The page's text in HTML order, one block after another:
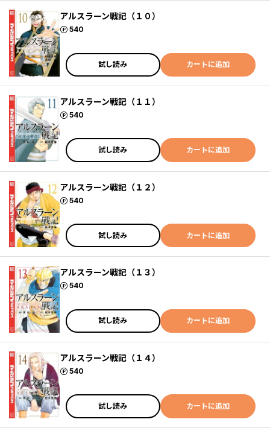
アルスラーン戦記（１０）
540
ポイント
試し読み カートに追加
アルスラーン戦記（１１）
540
ポイント
試し読み カートに追加
アルスラーン戦記（１２）
540
ポイント
試し読み カートに追加
アルスラーン戦記（１３）
540
ポイント
試し読み カートに追加
アルスラーン戦記（１４）
540
ポイント
試し読み カートに追加